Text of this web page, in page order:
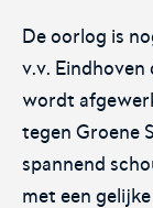
De oorlog is
v.v. Eindhoven
wordt
tegen Groene
spannend
met een